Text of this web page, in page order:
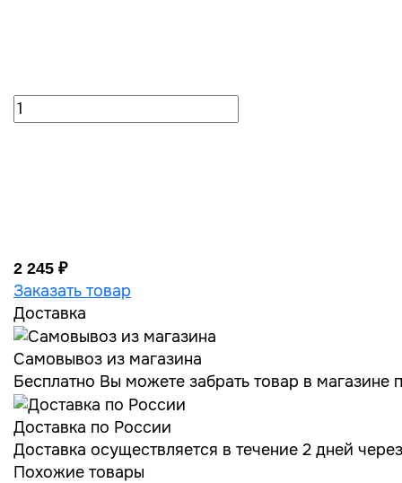
2 245 ₽
Заказать товар
Доставка
Самовывоз из магазина
Бесплатно Вы можете забрать товар в
Доставка по России
Доставка осуществляется в течение 2 дней
Похожие товары